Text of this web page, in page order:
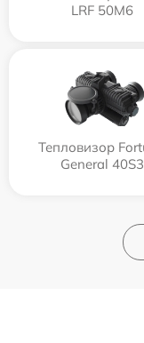
LRF 50M6
Тепловизор
General 40S3